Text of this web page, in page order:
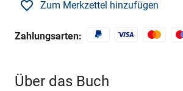
Zum Merkzettel hinzufügen
Zahlungsarten:
Über das Buch